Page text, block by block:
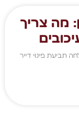
מה צריך
תביעת פינוי דייר